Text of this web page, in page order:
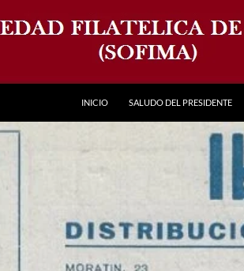
INICIO SALUDO DEL PRESIDENTE